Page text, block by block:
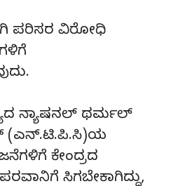
ಪರಿಸರ ವಿರೋಧಿ
ನ್ಯಾಷನಲ್ ಥರ್ಮಲ್
(ಎನ್.ಟಿ.ಪಿ.ಸಿ)ಯ
ಕೇಂದ್ರದ
ಸಿಗಬೇಕಾಗಿದ್ದು,